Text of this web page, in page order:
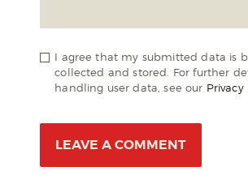
I agree that my submitted data is
collected and stored. For further
handling user data, see our Privacy